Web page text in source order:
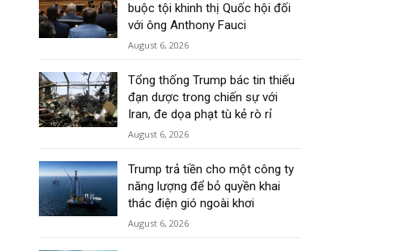
buộc tội khinh thị Quốc hội đối
với ông Anthony Fauci
August 6, 2026
Tổng thống Trump bác tin thiếu
đạn dược trong chiến sự với
Iran, đe dọa phạt tù kẻ rò rỉ
August 6, 2026
Trump trả tiền cho một công ty
năng lượng để bỏ quyền khai
thác điện gió ngoài khơi
August 6, 2026